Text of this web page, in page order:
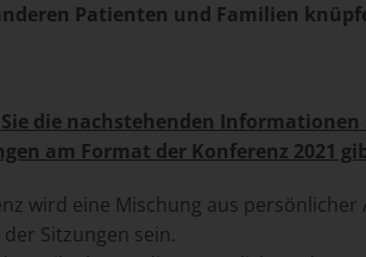
Patienten und Familien
die nachstehenden
am Format der Konferenz 2021
wird eine Mischung aus
Sitzungen sein.